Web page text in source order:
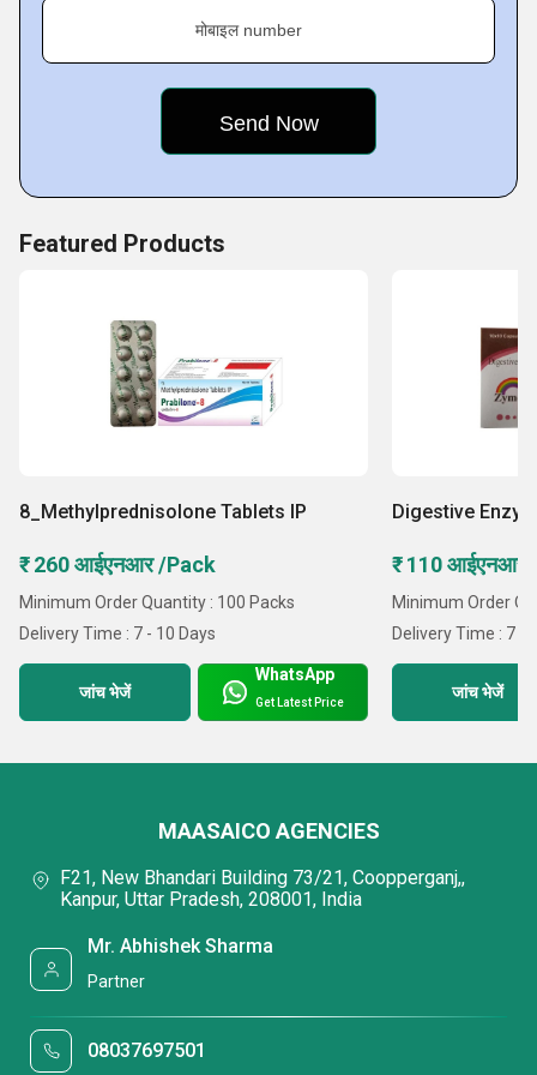
शीघ्र शिपमेंट
उत्पादों की विविध रेंज
पारदर्शी और नैतिक व्यवसाय पद्धतियां
प्रतिस्पर्धात्मक लागत
मोबाइल number
Featured Products
8_Methylprednisolone Tablets IP
₹ 260 आईएनआर /Pack
Minimum Order Quantity : 100 Packs
Delivery Time : 7 - 10 Days
जांच भेजें
WhatsApp
Get Latest Price
Digestive
₹ 110 आईएनआर
Minimum Order
Delivery Time : 7 -
जांच भेजें
MAASAICO AGENCIES
F21, New Bhandari Building 73/21, Coopperganj,,
Kanpur, Uttar Pradesh, 208001, India
Mr. Abhishek Sharma
Partner
08037697501